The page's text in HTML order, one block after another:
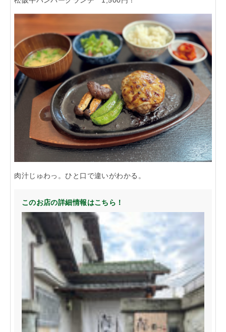
おすすめガイド
「らくうぇる。」は⼤阪 南河内の地域密着型ポータルサ
イト！ランチやディナーのクーポン、イベント、地域情報
が満載！
▲メニューを閉じる
肉汁じゅわっ。ひと口で違いがわかる。
このお店の詳細情報はこちら！